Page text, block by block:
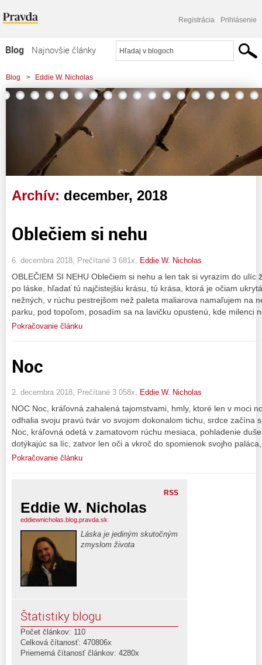
Registrácia Prihlásenie
Blog
Najnovšie články
Najčítanejšie články
Najkomentovanejšie články
Komerčné blogy
Blog > Eddie W. Nicholas
Archív: december, 2018
Oblečiem si nehu
6. decembra 2018, Prečítané 3 681x, Eddie W. Nicholas
OBLEČIEM SI NEHU Oblečiem si nehu a len tak si vyrazím do ulíc
po láske, hľadať tú najčistejšiu krásu, tú krása, ktorá je očiam
nežných, v rúchu pestrejšom než paleta maliarova namaľujem na
parku, pod topoľom, posadím sa na lavičku opustenú, kde milenci
Pokračovanie článku
Noc
2. decembra 2018, Prečítané 3 058x, Eddie W. Nicholas
NOC Noc, kráľovná zahalená tajomstvami, hmly, ktoré len v moci
odhalia svoju pravú tvár vo svojom dokonalom tichu, srdce začína
Noc, kráľovná odetá v zamatovom rúchu mesiaca, pohladenie
dotýkajúc sa líc, zatvor len oči a vkroč do spomienok svojho
Pokračovanie článku
RSS
Eddie W. Nicholas
eddiewnicholas.blog.pravda.sk
Láska je jediným skutočným
zmyslom života
Štatistiky blogu
Počet článkov: 110
Celková čítanosť: 470806x
Priemerná čítanosť článkov: 4280x